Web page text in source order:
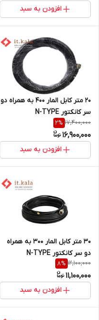
افزودن به سبد
20 متر کابل المار 400 به همراه دو
سر کانکتور N-TYPE
17,400,000
2%
16,900,000
افزودن به سبد
30 متر کابل المار 300 به همراه
دو سر کانکتور N-TYPE
12,100,000
8%
11,100,000
افزودن به سبد